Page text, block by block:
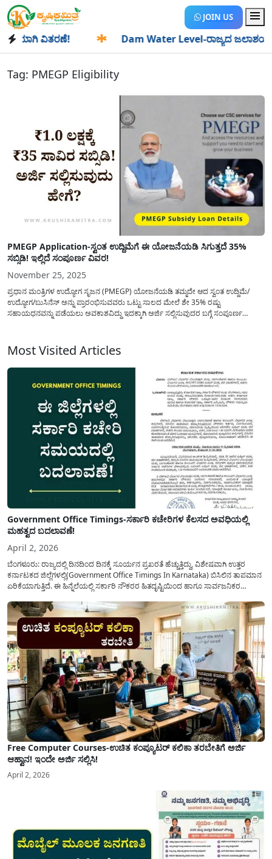
JOIN US
ವಿತರಣೆ! Dam Water Level-ರಾಜ್ಯದ ಜಲಾಶಯಗಳಿಗೆ
Tag: PMEGP Eligibility
PMEGP Application-ಸ್ವಂತ ಉದ್ದಿಮೆಗೆ ಈ ಯೋಜನೆಯಡಿ ಸಿಗುತ್ತದೆ 35%
ಸಬ್ಸಿಡಿ! ಇಲ್ಲಿದೆ ಸಂಪೂರ್ಣ ವಿವರ!
November 25, 2025
ಪ್ರಧಾನ ಮಂತ್ರಿಗಳ ಉದ್ಯೋಗ ಸೃಜನ (PMEGP) ಯೋಜನೆಯಡಿ ತಮ್ಮದೇ ಆದ ಸ್ವಂತ ಉದ್ದಿಮೆ/
ಉದ್ಯೋಗ/ಬುಸಿನೆಸ್ ಅನ್ನು ಪ್ರಾರಂಭಿಸುವವರು ಒಟ್ಟು ಸಾಲದ ಮೇಲೆ ಶೇ 35% ರಷ್ಟು
ಸಹಾಯಧನವನ್ನು ಪಡೆಯಲು ಅವಕಾಶವಿದ್ದು ಇದಕ್ಕಾಗಿ ಅರ್ಜಿ ಸಲ್ಲಿಸುವುದರ ಬಗ್ಗೆ ಸಂಪೂರ್ಣ
Most Visited Articles
Government Office Timings-ಸರ್ಕಾರಿ ಕಚೇರಿಗಳ ಕೆಲಸದ ಅವಧಿಯಲ್ಲಿ
ಮಹತ್ವದ ಬದಲಾವಣೆ!
April 2, 2026
ಬೆಂಗಳೂರು: ರಾಜ್ಯದಲ್ಲಿ ದಿನದಿಂದ ದಿನಕ್ಕೆ ಸೂರ್ಯನ ಪ್ರಖರತೆ ಹೆಚ್ಚುತ್ತಿದ್ದು, ವಿಶೇಷವಾಗಿ ಉತ್ತರ
ಕರ್ನಾಟಕದ ಜಿಲ್ಲೆಗಳಲ್ಲಿ(Government Office Timings In Karnataka) ಬಿಸಿಲಿನ ತಾಪಮಾನ
ಏರಿಕೆಯಾಗುತ್ತಿದೆ. ಈ ಹಿನ್ನೆಲೆಯಲ್ಲಿ ಸರ್ಕಾರಿ ನೌಕರರ ಹಿತದೃಷ್ಟಿಯಿಂದ ಹಾಗೂ ಸಾರ್ವಜನಿಕರ
ಮತ್ತು ಕಲ್ಯಾಣ ಕರ್ನಾಟಕದ ಒಟ್ಟು 9 ಜಿಲ್ಲೆಗಳಲ್ಲಿ ಏಪ್ರಿಲ್...
Free Computer Courses-ಉಚಿತ ಕಂಪ್ಯೂಟರ್ ಕಲಿಕಾ ತರಬೇತಿಗೆ ಅರ್ಜಿ
ಆಹ್ವಾನ! ಇಂದೇ ಅರ್ಜಿ ಸಲ್ಲಿಸಿ!
April 2, 2026